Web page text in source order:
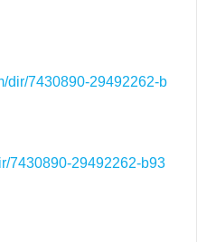
dir/7430890-29492262-b
7430890-29492262-b93